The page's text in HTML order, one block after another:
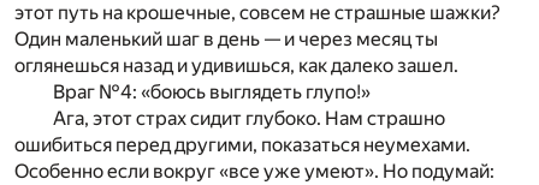
этот путь на крошечные, совсем не страшные шажки?
Один маленький шаг в день — и через месяц ты
оглянешься назад и удивишься, как далеко зашел.
Враг №4: «боюсь выглядеть глупо!»
Ага, этот страх сидит глубоко. Нам страшно
ошибиться перед другими, показаться неумехами.
Особенно если вокруг «все уже умеют». Но подумай: